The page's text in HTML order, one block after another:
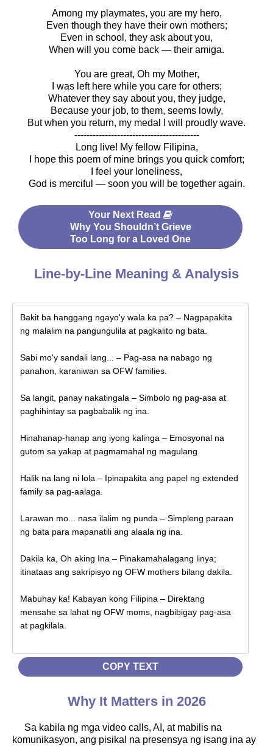
Among my playmates, you are my hero,
Even though they have their own mothers;
Even in school, they ask about you,
When will you come back — their amiga.
You are great, Oh my Mother,
I was left here while you care for others;
Whatever they say about you, they judge,
Because your job, to them, seems lowly,
But when you return, my medal I will proudly wave.
-----------------------------------------
Long live! My fellow Filipina,
I hope this poem of mine brings you quick comfort;
I feel your loneliness,
God is merciful — soon you will be together again.
Your Next Read
Why You Shouldn’t Grieve
Too Long for a Loved One
Line-by-Line Meaning & Analysis
COPY TEXT
Why It Matters in 2026
Sa kabila ng mga video calls, AI, at mabilis na
komunikasyon, ang pisikal na presensya ng isang ina ay